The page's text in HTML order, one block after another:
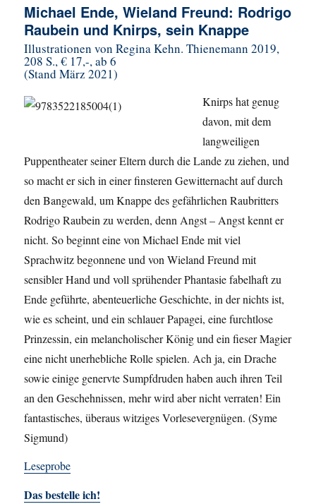
Michael Ende, Wieland Freund: Rodrigo
Raubein und Knirps, sein Knappe
Illustrationen von Regina Kehn. Thienemann 2019,
208 S., € 17,-, ab 6
(Stand März 2021)
Knirps hat genug
davon, mit dem
langweiligen
Puppentheater seiner Eltern durch die Lande zu ziehen, und
so macht er sich in einer finsteren Gewitternacht auf durch
den Bangewald, um Knappe des gefährlichen Raubritters
Rodrigo Raubein zu werden, denn Angst – Angst kennt er
nicht. So beginnt eine von Michael Ende mit viel
Sprachwitz begonnene und von Wieland Freund mit
sensibler Hand und voll sprühender Phantasie fabelhaft zu
Ende geführte, abenteuerliche Geschichte, in der nichts ist,
wie es scheint, und ein schlauer Papagei, eine furchtlose
Prinzessin, ein melancholischer König und ein fieser Magier
eine nicht unerhebliche Rolle spielen. Ach ja, ein Drache
sowie einige genervte Sumpfdruden haben auch ihren Teil
an den Geschehnissen, mehr wird aber nicht verraten! Ein
fantastisches, überaus witziges Vorlesevergnügen. (Syme
Sigmund)
Leseprobe
Das bestelle ich!